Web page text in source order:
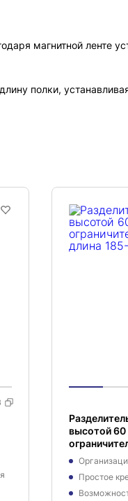
магнитной ленте
полки,
высотой
185-385 мм
Простое